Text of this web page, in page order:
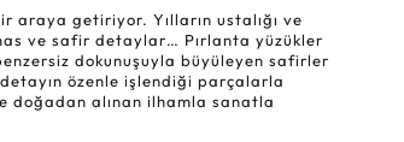
araya getiriyor. Yılların ustalığı ve
ve safir detaylar… Pırlanta yüzükler
dokunuşuyla büyüleyen safirler
özenle işlendiği parçalarla
doğadan alınan ilhamla sanatla